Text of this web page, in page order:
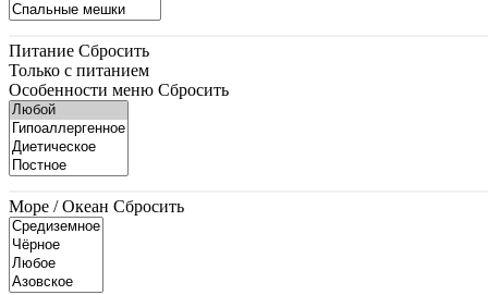
Питание Сбросить
Только с питанием
Особенности меню Сбросить
Море / Океан Сбросить